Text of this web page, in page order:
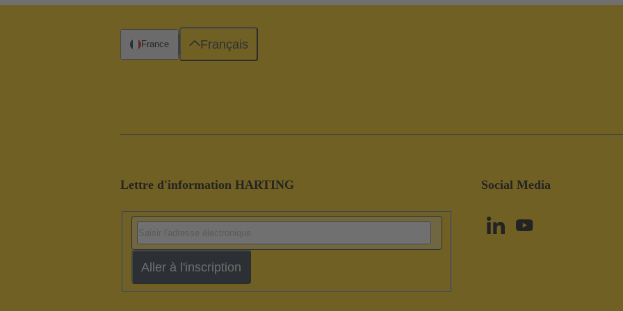
Lettre d'information HARTING
Aller à l'inscription
Social Media
France Français